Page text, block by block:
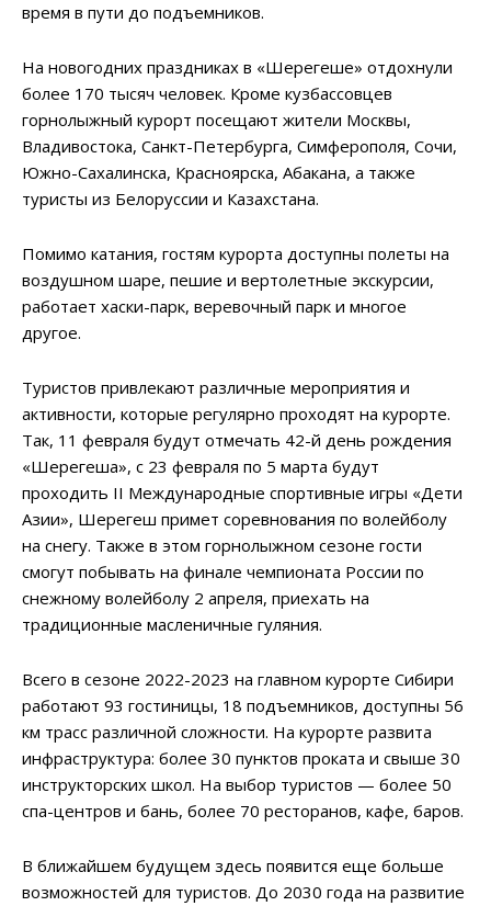
время в пути до подъемников.
На новогодних праздниках в «Шерегеше» отдохнули
более 170 тысяч человек. Кроме кузбассовцев
горнолыжный курорт посещают жители Москвы,
Владивостока, Санкт-Петербурга, Симферополя, Сочи,
Южно-Сахалинска, Красноярска, Абакана, а также
туристы из Белоруссии и Казахстана.
Помимо катания, гостям курорта доступны полеты на
воздушном шаре, пешие и вертолетные экскурсии,
работает хаски-парк, веревочный парк и многое
другое.
Туристов привлекают различные мероприятия и
активности, которые регулярно проходят на курорте.
Так, 11 февраля будут отмечать 42-й день рождения
«Шерегеша», с 23 февраля по 5 марта будут
проходить II Международные спортивные игры «Дети
Азии», Шерегеш примет соревнования по волейболу
на снегу. Также в этом горнолыжном сезоне гости
смогут побывать на финале чемпионата России по
снежному волейболу 2 апреля, приехать на
традиционные масленичные гуляния.
Всего в сезоне 2022-2023 на главном курорте Сибири
работают 93 гостиницы, 18 подъемников, доступны 56
км трасс различной сложности. На курорте развита
инфраструктура: более 30 пунктов проката и свыше 30
инструкторских школ. На выбор туристов — более 50
спа-центров и бань, более 70 ресторанов, кафе, баров.
В ближайшем будущем здесь появится еще больше
возможностей для туристов. До 2030 года на развитие